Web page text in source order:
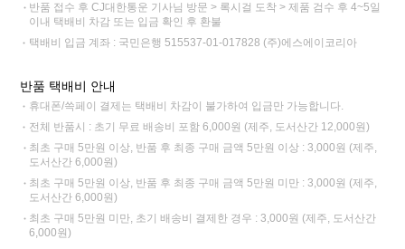
반품 접수 후 CJ대한통운 기사님 방문 > 록시걸 도착 > 제품 검수 후 4~5일
이내 택배비 차감 또는 입금 확인 후 환불
택배비 입금 계좌 : 국민은행 515537-01-017828 (주)에스에이코리아
반품 택배비 안내
휴대폰/쓱페이 결제는 택배비 차감이 불가하여 입금만 가능합니다.
전체 반품시 : 초기 무료 배송비 포함 6,000원 (제주, 도서산간 12,000원)
최초 구매 5만원 이상, 반품 후 최종 구매 금액 5만원 이상 : 3,000원 (제주,
도서산간 6,000원)
최초 구매 5만원 이상, 반품 후 최종 구매 금액 5만원 미만 : 3,000원 (제주,
도서산간 6,000원)
최초 구매 5만원 미만, 초기 배송비 결제한 경우 : 3,000원 (제주, 도서산간
6,000원)